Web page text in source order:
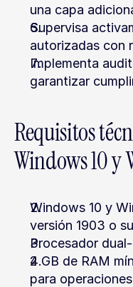
una capa
Supervisa
autorizadas con
Implementa
garantizar
Requisitos
Windows 10 y
Windows 10 y
versión 1903 o
Procesador
2 GB de RAM
para